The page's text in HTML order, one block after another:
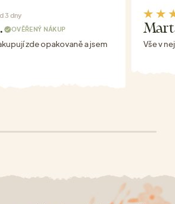
3 dny
OVĚŘENÝ NÁKUP
zde opakovaně a jsem
Vše v